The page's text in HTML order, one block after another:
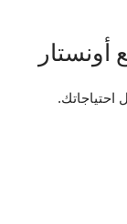
أونستار